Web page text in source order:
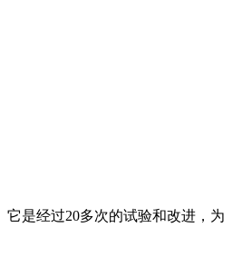
是经过20多次的试验和改进，为